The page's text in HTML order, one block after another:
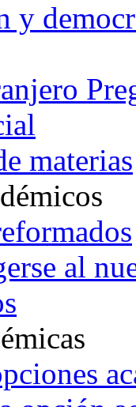
y
materias
al